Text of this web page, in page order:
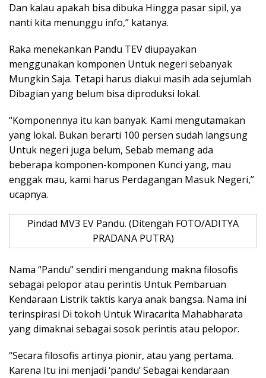
Dan kalau apakah bisa dibuka Hingga pasar sipil, ya
nanti kita menunggu info,” katanya.
Raka menekankan Pandu TEV diupayakan
menggunakan komponen Untuk negeri sebanyak
Mungkin Saja. Tetapi harus diakui masih ada sejumlah
Dibagian yang belum bisa diproduksi lokal.
“Komponennya itu kan banyak. Kami mengutamakan
yang lokal. Bukan berarti 100 persen sudah langsung
Untuk negeri juga belum, Sebab memang ada
beberapa komponen-komponen Kunci yang, mau
enggak mau, kami harus Perdagangan Masuk Negeri,”
ucapnya.
Pindad MV3 EV Pandu. (Ditengah FOTO/ADITYA
PRADANA PUTRA)
Nama “Pandu” sendiri mengandung makna filosofis
sebagai pelopor atau perintis Untuk Pembaruan
Kendaraan Listrik taktis karya anak bangsa. Nama ini
terinspirasi Di tokoh Untuk Wiracarita Mahabharata
yang dimaknai sebagai sosok perintis atau pelopor.
“Secara filosofis artinya pionir, atau yang pertama.
Karena Itu ini menjadi ‘pandu’ Sebagai kendaraan